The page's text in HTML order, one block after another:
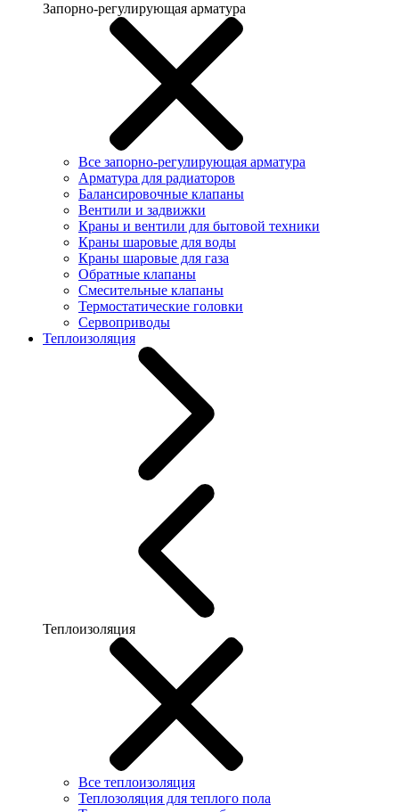
Запорно-регулирующая арматура
Все запорно-регулирующая арматура
Арматура для радиаторов
Балансировочные клапаны
Вентили и задвижки
Краны и вентили для бытовой техники
Краны шаровые для воды
Краны шаровые для газа
Обратные клапаны
Смесительные клапаны
Термостатические головки
Сервоприводы
Теплоизоляция
Теплоизоляция
Все теплоизоляция
Теплозоляция для теплого пола